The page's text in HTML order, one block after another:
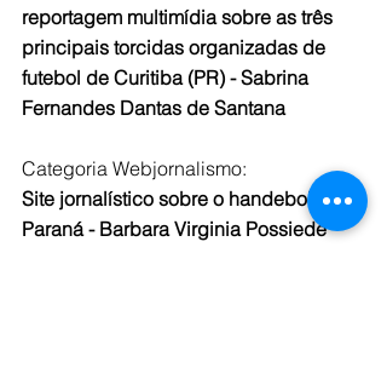
reportagem multimídia sobre as três
principais torcidas organizadas de
futebol de Curitiba (PR) - Sabrina
Fernandes Dantas de Santana
Categoria Webjornalismo:
Site jornalístico sobre o handebol no
Paraná - Barbara Virginia Possiede